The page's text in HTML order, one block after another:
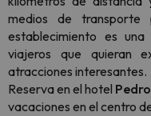
medios de
establecimiento es
viajeros que quieran
atracciones interesantes.
Reserva en el hotel
vacaciones en el centro